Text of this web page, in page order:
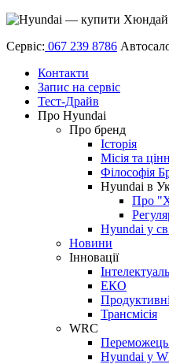
Сервіс: 067 239 8786
Контакти
Запис на сервіс
Тест-Драйв
Про Hyundai
Про бренд
Історія
Місія та
Філософія
Hyundai в
Про
Hyundai у
Новини
Інновації
ЕКО
Трансмісія
WRC
Переможець
Hyundai у